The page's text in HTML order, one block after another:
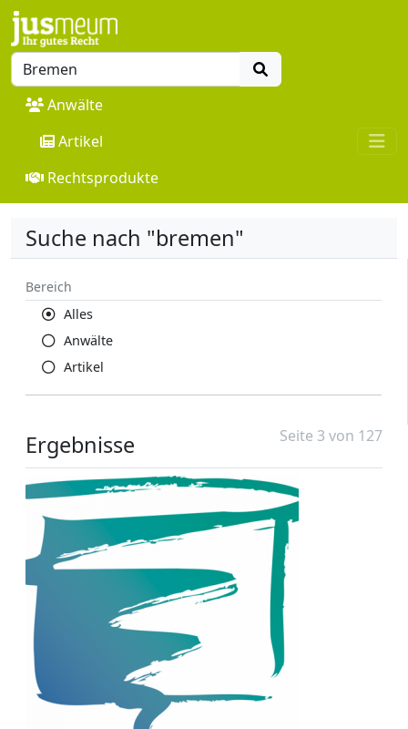
Anwälte
Artikel
Rechtsprodukte
Suche nach "bremen"
Bereich
Alles
Anwälte
Artikel
Ergebnisse Seite 3 von 127